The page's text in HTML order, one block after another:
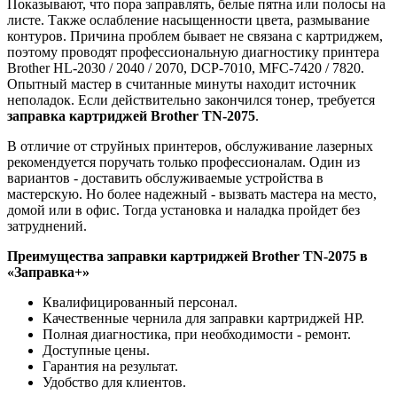
Показывают, что пора заправлять, белые пятна или полосы на
листе. Также ослабление насыщенности цвета, размывание
контуров. Причина проблем бывает не связана с картриджем,
поэтому проводят профессиональную диагностику принтера
Brother HL-2030 / 2040 / 2070, DCP-7010, MFC-7420 / 7820.
Опытный мастер в считанные минуты находит источник
неполадок. Если действительно закончился тонер, требуется
заправка картриджей Brother TN-2075.
В отличие от струйных принтеров, обслуживание лазерных
рекомендуется поручать только профессионалам. Один из
вариантов - доставить обслуживаемые устройства в
мастерскую. Но более надежный - вызвать мастера на место,
домой или в офис. Тогда установка и наладка пройдет без
затруднений.
Преимущества заправки картриджей Brother TN-2075 в
«Заправка+»
Квалифицированный персонал.
Качественные чернила для заправки картриджей HP.
Полная диагностика, при необходимости - ремонт.
Доступные цены.
Гарантия на результат.
Удобство для клиентов.